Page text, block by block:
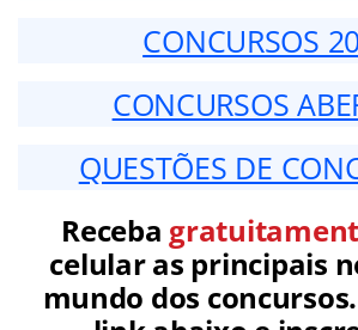
CONCURSOS
CONCURSOS
QUESTÕES DE
Receba
celular as principais
mundo dos